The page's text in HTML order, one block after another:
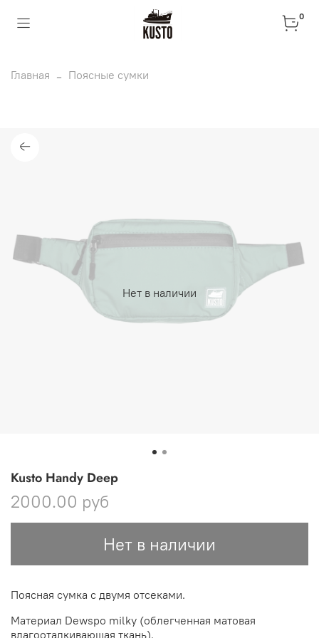
0
Главная Поясные сумки
Нет в наличии
Kusto Handy Deep
2000.00 руб
Нет в наличии
Поясная сумка с двумя отсеками.
Материал Dewspo milky (облегченная матовая
влагооталкивающая ткань).